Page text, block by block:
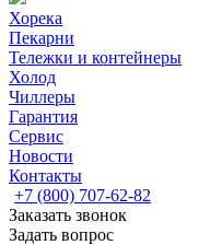
Хорека
Пекарни
Тележки и контейнеры
Холод
Чиллеры
Гарантия
Сервис
Новости
Контакты
+7 (800) 707-62-82
Заказать звонок
Задать вопрос